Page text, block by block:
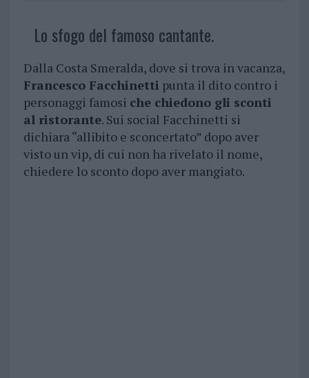
Lo sfogo del famoso cantante.
Dalla Costa Smeralda, dove si trova in vacanza,
Francesco Facchinetti punta il dito contro i
personaggi famosi che chiedono gli sconti
al ristorante. Sui social Facchinetti si
dichiara “allibito e sconcertato” dopo aver
visto un vip, di cui non ha rivelato il nome,
chiedere lo sconto dopo aver mangiato.